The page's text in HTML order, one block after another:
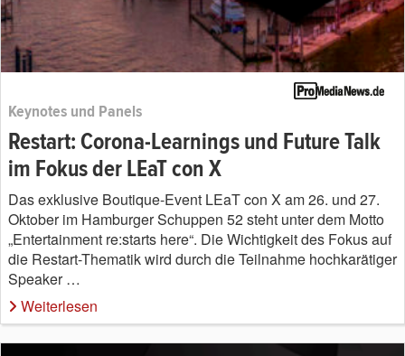
Keynotes und Panels
Restart: Corona-Learnings und Future Talk
im Fokus der LEaT con X
Das exklusive Boutique-Event LEaT con X am 26. und 27.
Oktober im Hamburger Schuppen 52 steht unter dem Motto
„Entertainment re:starts here“. Die Wichtigkeit des Fokus auf
die Restart-Thematik wird durch die Teilnahme hochkarätiger
Speaker …
Weiterlesen